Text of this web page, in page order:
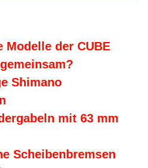
Modelle der CUBE
Shimano
mit 63 mm
Scheibenbremsen